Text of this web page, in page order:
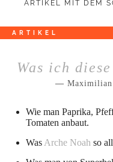
ARTIKEL MIT DEM
ARTIKEL
Was ich
Maximilian
Wie man Paprika,
Tomaten anbaut.
Was Arche Noah so